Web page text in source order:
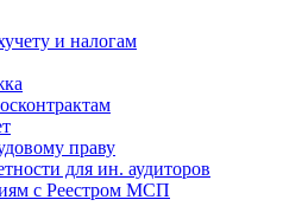
и налогам
праву
для ин. аудиторов
с Реестром МСП